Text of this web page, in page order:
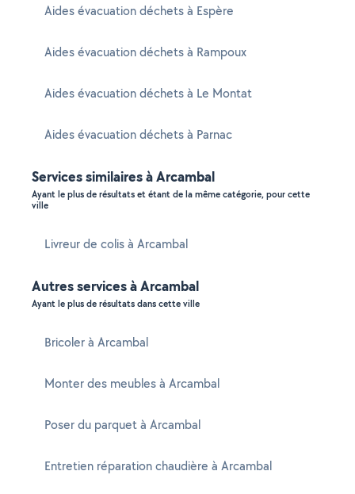
Aides évacuation déchets à Espère
Aides évacuation déchets à Rampoux
Aides évacuation déchets à Le Montat
Aides évacuation déchets à Parnac
Services similaires à Arcambal
Ayant le plus de résultats et étant de la même catégorie, pour cette
ville
Livreur de colis à Arcambal
Autres services à Arcambal
Ayant le plus de résultats dans cette ville
Bricoler à Arcambal
Monter des meubles à Arcambal
Poser du parquet à Arcambal
Entretien réparation chaudière à Arcambal